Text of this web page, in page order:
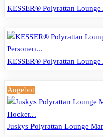
KESSER® Polyrattan
KESSER® Polyrattan
Angebot
Juskys Polyrattan Lounge